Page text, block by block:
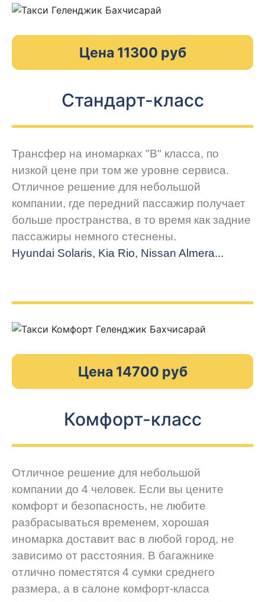
Цена 11300 руб
Стандарт-класс
Трансфер на иномарках "В" класса, по
низкой цене при том же уровне сервиса.
Отличное решение для небольшой
компании, где передний пассажир получает
больше пространства, в то время как задние
пассажиры немного стеснены.
Hyundai Solaris, Kia Rio, Nissan Almera...
Цена 14700 руб
Комфорт-класс
Отличное решение для небольшой
компании до 4 человек. Если вы цените
комфорт и безопасность, не любите
разбрасываться временем, хорошая
иномарка доставит вас в любой город, не
зависимо от расстояния. В багажнике
отлично поместятся 4 сумки среднего
размера, а в салоне комфорт-класса